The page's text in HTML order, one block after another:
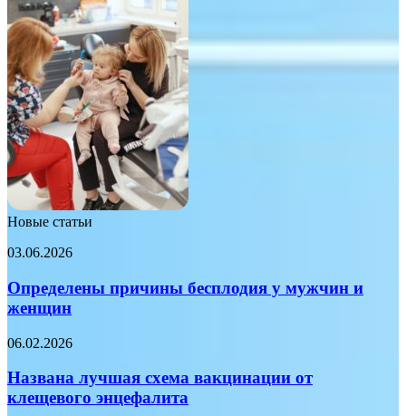
Новые статьи
Определены
бесплодия
у
мужчин
женщин
03.06.2026
Определены причины бесплодия у мужчин и
женщин
Названа
схема
от
06.02.2026
Названа лучшая схема вакцинации от
клещевого энцефалита